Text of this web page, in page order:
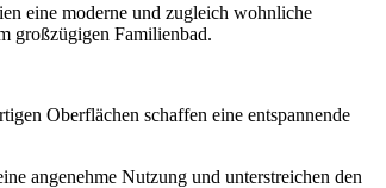
eine moderne und zugleich wohnliche
großzügigen Familienbad.
Oberflächen schaffen eine entspannende
angenehme Nutzung und unterstreichen den